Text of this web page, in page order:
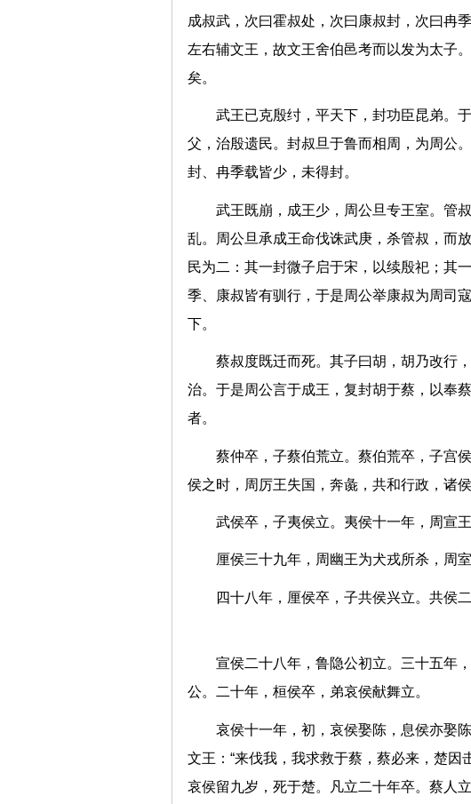
成叔武，次曰霍叔处，次曰康叔封，次曰冉
左右辅文王，故文王舍伯邑考而以发为太子
矣。
武王已克殷纣，平天下，封功臣昆弟。
父，治殷遗民。封叔旦于鲁而相周，为周公
封、冉季载皆少，未得封。
武王既崩，成王少，周公旦专王室。管
乱。周公旦承成王命伐诛武庚，杀管叔，而
民为二：其一封微子启于宋，以续殷祀；其
季、康叔皆有驯行，于是周公举康叔为周司
下。
蔡叔度既迁而死。其子曰胡，胡乃改行
治。于是周公言于成王，复封胡于蔡，以奉
者。
蔡仲卒，子蔡伯荒立。蔡伯荒卒，子宫
侯之时，周厉王失国，奔彘，共和行政，
武侯卒，子夷侯立。夷侯十一年，周
厘侯三十九年，周幽王为犬戎所杀，
四十八年，厘侯卒，子共侯兴立。共侯
宣侯二十八年，鲁隐公初立。三十五年
公。二十年，桓侯卒，弟哀侯献舞立。
哀侯十一年，初，哀侯娶陈，息侯亦娶
文王：“来伐我，我求救于蔡，蔡必来，楚因
哀侯留九岁，死于楚。凡立二十年卒。蔡